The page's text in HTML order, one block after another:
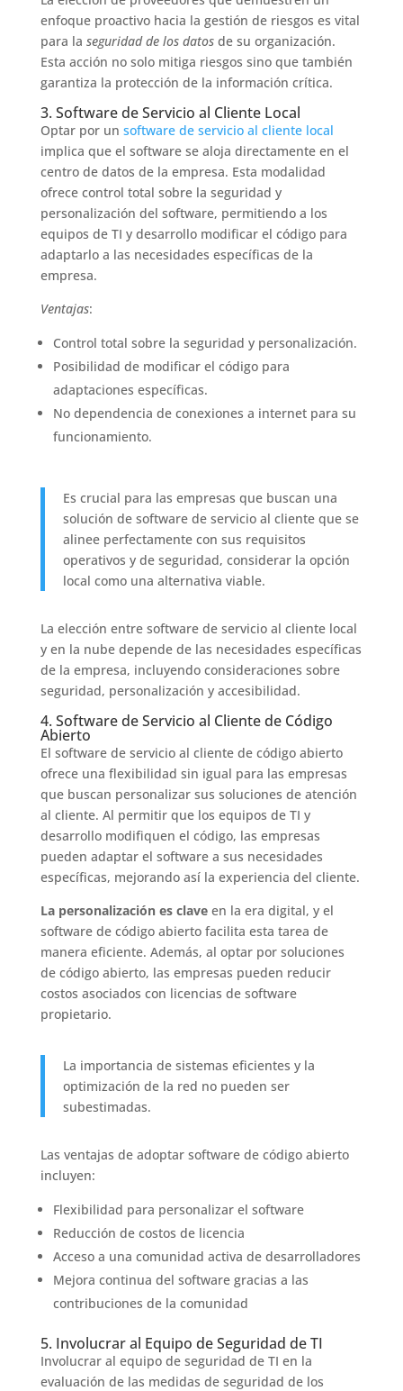
enfoque proactivo hacia la gestión de riesgos es vital
para la seguridad de los datosde su organización.
Esta acción no solo mitiga riesgos sino que también
garantiza la protección de la información crítica.
3. Software de Servicio al Cliente Local
Optar por un software de servicio al cliente local
implica que el software se aloja directamente en el
centro de datos de la empresa. Esta modalidad
ofrece control total sobre la seguridad y
personalización del software, permitiendo a los
equipos de TI y desarrollo modificar el código para
adaptarlo a las necesidades específicas de la
empresa.
Ventajas:
Control total sobre la seguridad y personalización.
Posibilidad de modificar el código para
adaptaciones específicas.
No dependencia de conexiones a internet para su
funcionamiento.
Es crucial para las empresas que buscan una
solución de software de servicio al cliente que se
alinee perfectamente con sus requisitos
operativos y de seguridad, considerar la opción
local como una alternativa viable.
La elección entre software de servicio al cliente local
y en la nube depende de las necesidades específicas
de la empresa, incluyendo consideraciones sobre
seguridad, personalización y accesibilidad.
4. Software de Servicio al Cliente de Código
Abierto
El software de servicio al cliente de código abierto
ofrece una flexibilidad sin igual para las empresas
que buscan personalizar sus soluciones de atención
al cliente. Al permitir que los equipos de TI y
desarrollo modifiquen el código, las empresas
pueden adaptar el software a sus necesidades
específicas, mejorando así la experiencia del cliente.
La personalización es claveen la era digital, y el
software de código abierto facilita esta tarea de
manera eficiente. Además, al optar por soluciones
de código abierto, las empresas pueden reducir
costos asociados con licencias de software
propietario.
La importancia de sistemas eficientes y la
optimización de la red no pueden ser
subestimadas.
Las ventajas de adoptar software de código abierto
incluyen:
Flexibilidad para personalizar el software
Reducción de costos de licencia
Acceso a una comunidad activa de desarrolladores
Mejora continua del software gracias a las
contribuciones de la comunidad
5. Involucrar al Equipo de Seguridad de TI
Involucrar al equipo de seguridad de TI en la
evaluación de las medidas de seguridad de los